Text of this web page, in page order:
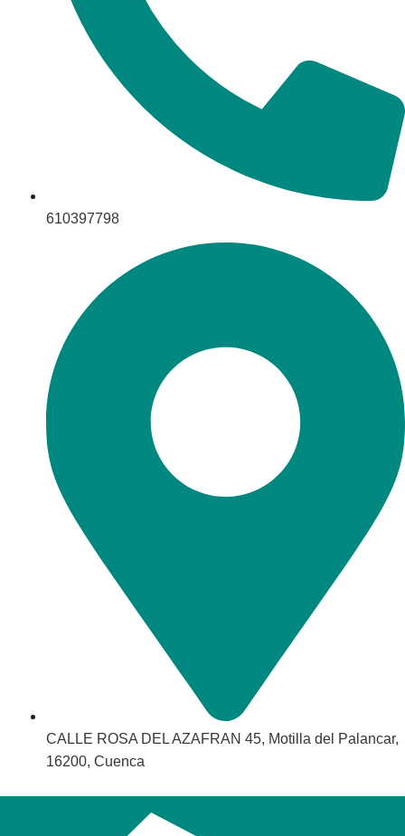
610397798
CALLE ROSA DEL AZAFRAN 45, Motilla del Palancar,
16200, Cuenca